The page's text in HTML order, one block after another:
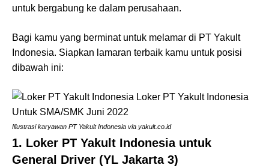
untuk bergabung ke dalam perusahaan.
Bagi kamu yang berminat untuk melamar di PT Yakult
Indonesia. Siapkan lamaran terbaik kamu untuk posisi
dibawah ini:
Illustrasi karyawan PT Yakult Indonesia via yakult.co.id
1. Loker PT Yakult Indonesia untuk
General Driver (YL Jakarta 3)